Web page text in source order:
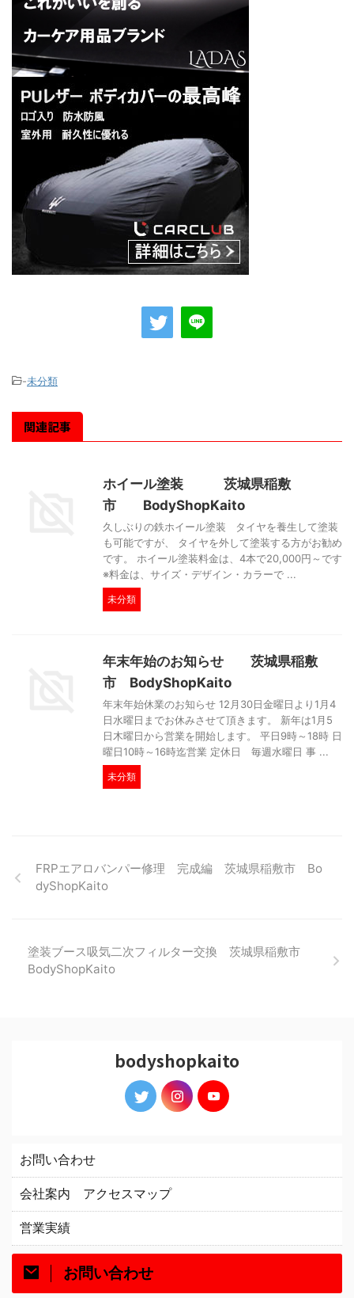
-未分類
関連記事
ホイール塗装 茨城県稲敷
市 BodyShopKaito
久しぶりの鉄ホイール塗装 タイヤを養生して塗装
も可能ですが、 タイヤを外して塗装する方がお勧め
です。 ホイール塗装料金は、4本で20,000円～です
※料金は、サイズ・デザイン・カラーで ...
未分類
年末年始のお知らせ 茨城県稲敷
市 BodyShopKaito
年末年始休業のお知らせ 12月30日金曜日より1月4
日水曜日までお休みさせて頂きます。 新年は1月5
日木曜日から営業を開始します。 平日9時～18時 日
曜日10時～16時迄営業 定休日 毎週水曜日 事 ...
未分類
FRPエアロバンパー修理 完成編 茨城県稲敷市 Bo
dyShopKaito
塗装ブース吸気二次フィルター交換 茨城県稲敷市
BodyShopKaito
bodyshopkaito
お問い合わせ
会社案内 アクセスマップ
営業実績
お問い合わせ